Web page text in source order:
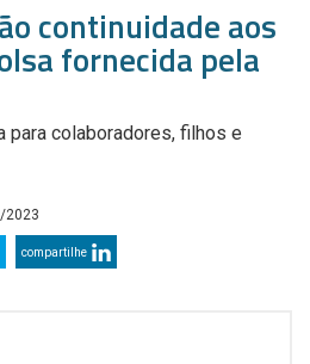
continuidade aos
fornecida pela
para colaboradores, filhos e
2023
compartilhe